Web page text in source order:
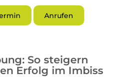
Anrufen
So steigern
Erfolg im Imbiss